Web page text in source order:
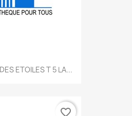
ETOILES T 5 LA...
favorite_border